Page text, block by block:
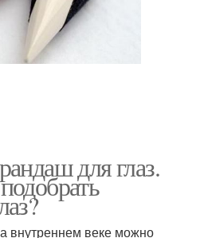
для глаз.
веке можно